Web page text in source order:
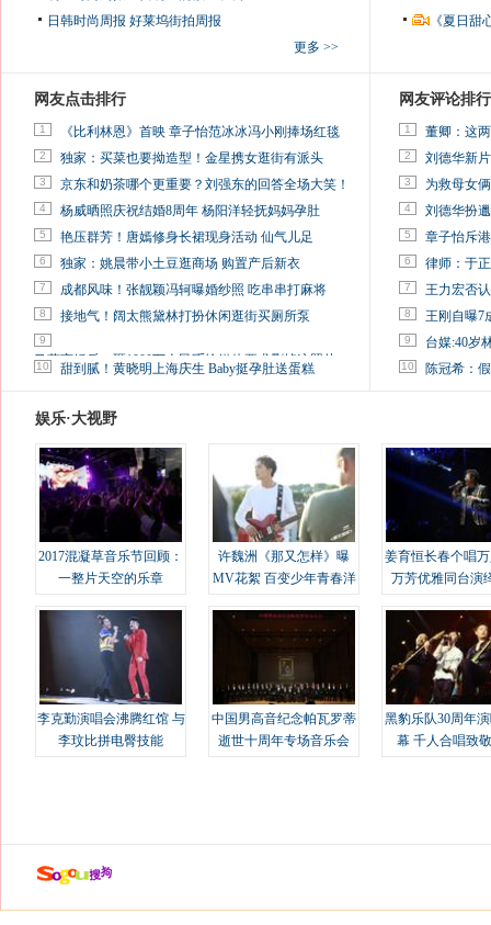
日韩时尚周报 好莱坞街拍周报
更多 >>
《夏日
网友点击排行
1 《比利林恩》首映 章子怡范冰冰冯小刚捧场红毯
2 独家：买菜也要拗造型！金星携女逛街有派头
3 京东和奶茶哪个更重要？刘强东的回答全场大笑！
4 杨威晒照庆祝结婚8周年 杨阳洋轻抚妈妈孕肚
5 艳压群芳！唐嫣修身长裙现身活动 仙气儿足
6 独家：姚晨带小土豆逛商场 购置产后新衣
7 成都风味！张靓颖冯轲曝婚纱照 吃串串打麻将
8 接地气！阔太熊黛林打扮休闲逛街买厕所泵
9
马蓉离婚后，砸1000万人民币给媒体要求删掉这照片
10 甜到腻！黄晓明上海庆生 Baby挺孕肚送蛋糕
网友评论排行
1 董卿：这
2 刘德华新
3 为救母女
4 刘德华扮
5 章子怡斥
6 律师：于
7 王力宏否
8 王刚自曝7
9 台媒:40岁
10 陈冠希：
娱乐·大视野
2017混凝草音乐节回顾：
一整片天空的乐章
许魏洲《那又怎样》曝
MV花絮 百变少年青春洋
姜育恒长春个唱
万芳优雅同台演
李克勤演唱会沸腾红馆 与
李玟比拼电臀技能
中国男高音纪念帕瓦罗蒂
逝世十周年专场音乐会
黑豹乐队30周年
幕 千人合唱致